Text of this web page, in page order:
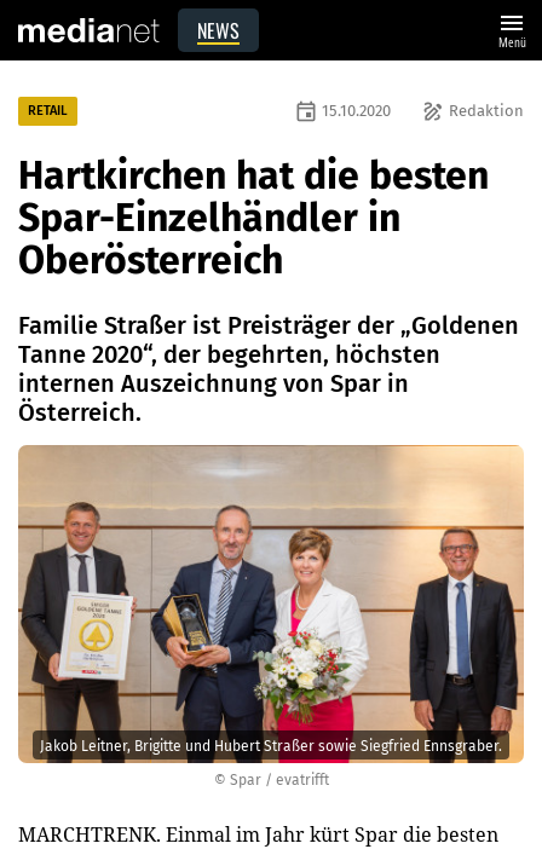
NEWS menu
Menü
© Spar / evatrifft
Jakob Leitner, Brigitte und Hubert Straßer sowie Siegfried Ennsgraber.
RETAIL draw Redaktion
event 15.10.2020
Hartkirchen hat die besten
Spar-Einzelhändler in
Oberösterreich
Familie Straßer ist Preisträger der „Goldenen
Tanne 2020“, der begehrten, höchsten
internen Auszeichnung von Spar in
Österreich.
MARCHTRENK. Einmal im Jahr kürt Spar die besten